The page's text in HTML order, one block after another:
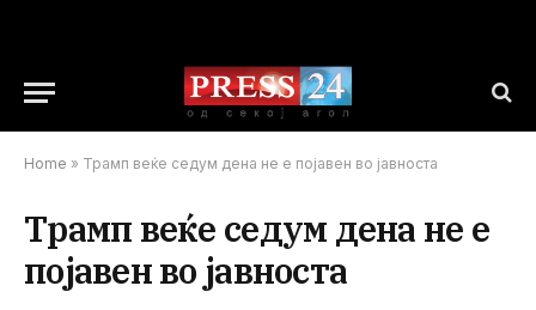
Home » Трамп веќе седум дена не е појавен во јавноста
Трамп веќе седум дена не е
појавен во јавноста